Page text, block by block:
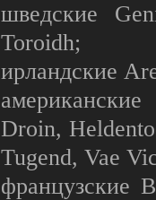
шведские
Toroidh;
ирландские
Droin,
Tugend, Vae
французские